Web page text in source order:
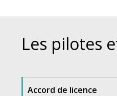
Les pilotes
Accord de licence